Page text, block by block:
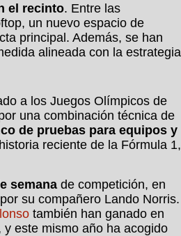
el recinto. Entre las
un nuevo espacio de
principal. Además, se han
alineada con la estrategia
a los Juegos Olímpicos de
una combinación técnica de
de pruebas para equipos y
reciente de la Fórmula 1,
semana de competición, en
su compañero Lando Norris.
también han ganado en
este mismo año ha acogido